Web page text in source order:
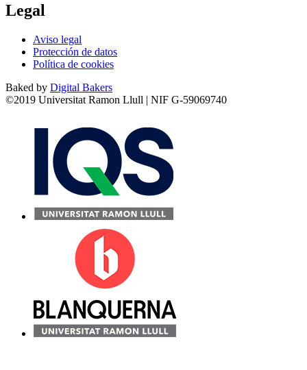
Legal
Aviso legal
Protección de datos
Política de cookies
Baked by Digital Bakers
©2019 Universitat Ramon Llull | NIF G-59069740